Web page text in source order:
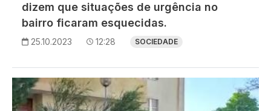
dizem que situações de urgência no
bairro ficaram esquecidas.
25.10.2023 12:28 SOCIEDADE
Imagem